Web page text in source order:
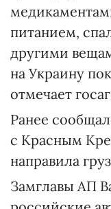
питанием,
другими
на Украину
отмечает
Ранее
с Красным
направила
Замглавы АП